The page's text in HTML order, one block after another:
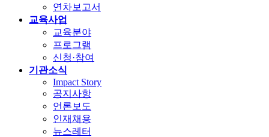
연차보고서
교육사업
교육분야
프로그램
신청·참여
기관소식
Impact Story
공지사항
언론보도
인재채용
뉴스레터